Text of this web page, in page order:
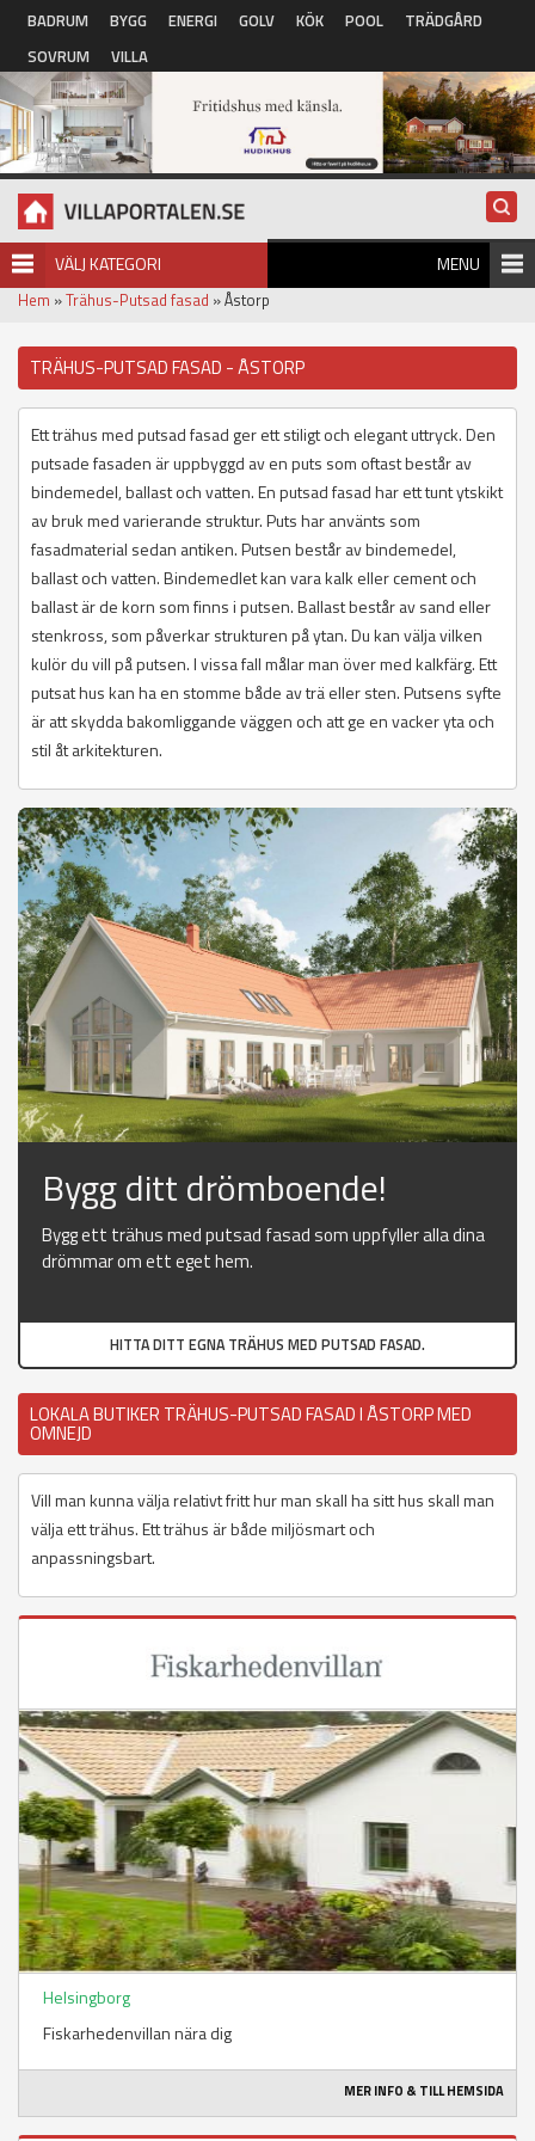
Hoppa till huvudinnehåll
BADRUM BYGG ENERGI GOLV KÖK POOL
TRÄDGÅRD
SOVRUM
VILLA
VÄLJ KATEGORI MENU
Hem »Trähus-Putsad fasad » Åstorp
TRÄHUS-PUTSAD FASAD - ÅSTORP
Ett trähus med putsad fasad ger ett stiligt och elegant uttryck. Den
putsade fasaden är uppbyggd av en puts som oftast består av
bindemedel, ballast och vatten. En putsad fasad har ett tunt ytskikt
av bruk med varierande struktur. Puts har använts som
fasadmaterial sedan antiken. Putsen består av bindemedel,
ballast och vatten. Bindemedlet kan vara kalk eller cement och
ballast är de korn som finns i putsen. Ballast består av sand eller
stenkross, som påverkar strukturen på ytan. Du kan välja vilken
kulör du vill på putsen. I vissa fall målar man över med kalkfärg. Ett
putsat hus kan ha en stomme både av trä eller sten. Putsens syfte
är att skydda bakomliggande väggen och att ge en vacker yta och
stil åt arkitekturen.
Bygg ditt drömboende!
Bygg ett trähus med putsad fasad som uppfyller alla dina
drömmar om ett eget hem.
HITTA DITT EGNA TRÄHUS MED PUTSAD FASAD.
LOKALA BUTIKER TRÄHUS-PUTSAD FASAD I ÅSTORP MED
OMNEJD
Vill man kunna välja relativt fritt hur man skall ha sitt hus skall man
välja ett trähus. Ett trähus är både miljösmart och
anpassningsbart.
Helsingborg
Fiskarhedenvillan nära dig
MER INFO & TILL HEMSIDA